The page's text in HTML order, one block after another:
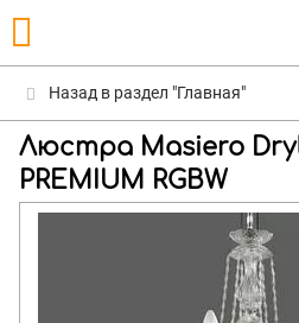
Назад в раздел "Главная"
Люстра Masiero
PREMIUM RGBW